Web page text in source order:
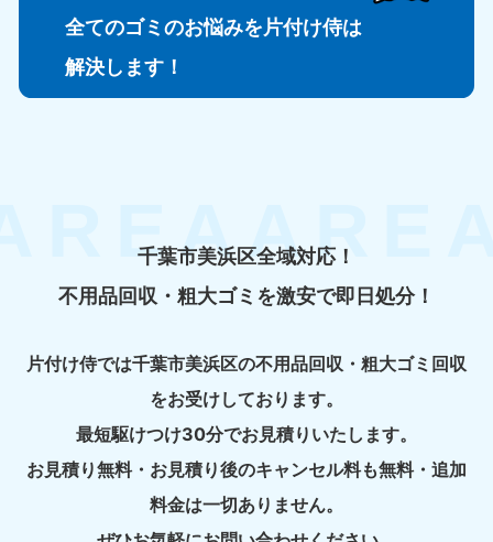
全てのゴミのお悩みを片付け侍は
解決します！
千葉市美浜区全域対応！
不用品回収・粗大ゴミを激安で即日処分！
片付け侍では千葉市美浜区の不用品回収・粗大ゴミ回収
をお受けしております。
最短駆けつけ30分でお見積りいたします。
お見積り無料・お見積り後のキャンセル料も無料・追加
料金は一切ありません。